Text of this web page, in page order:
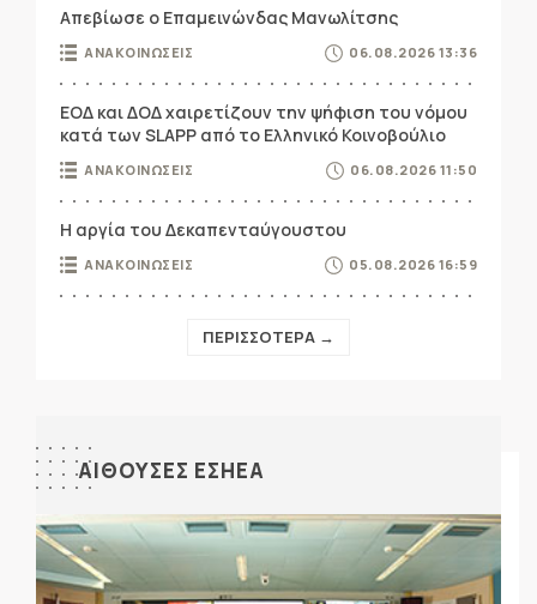
Απεβίωσε ο Επαμεινώνδας Μανωλίτσης
ΑΝΑΚΟΙΝΩΣΕΙΣ 06.08.2026 13:36
ΕΟΔ και ΔΟΔ χαιρετίζουν την ψήφιση του νόμου
κατά των SLAPP από το Ελληνικό Κοινοβούλιο
ΑΝΑΚΟΙΝΩΣΕΙΣ 06.08.2026 11:50
Η αργία του Δεκαπενταύγουστου
ΑΝΑΚΟΙΝΩΣΕΙΣ 05.08.2026 16:59
ΠΕΡΙΣΣΟΤΕΡΑ →
ΑΙΘΟΥΣΕΣ ΕΣΗΕΑ